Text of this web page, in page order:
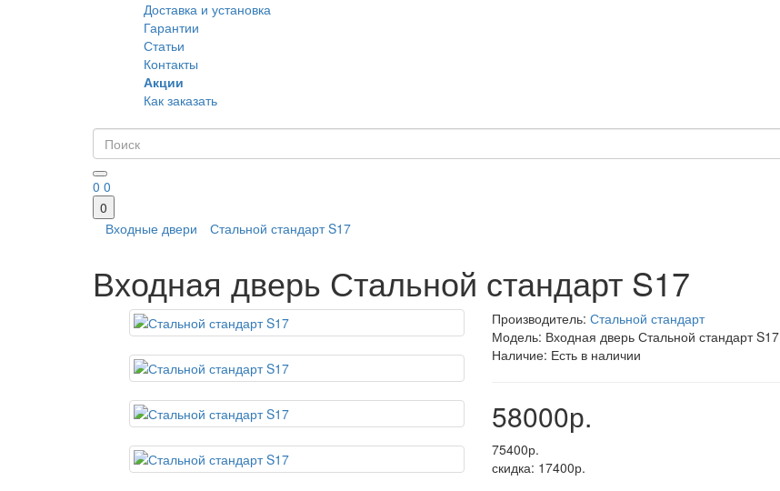
Доставка и установка
Гарантии
Статьи
Контакты
Акции
Как заказать
0 0
0
Входные двери
Стальной стандарт S17
Входная дверь Стальной стандарт S17
Производитель: Стальной стандарт
Модель: Входная дверь Стальной стандарт S17
Наличие: Есть в наличии
58000р.
75400р.
скидка: 17400р.